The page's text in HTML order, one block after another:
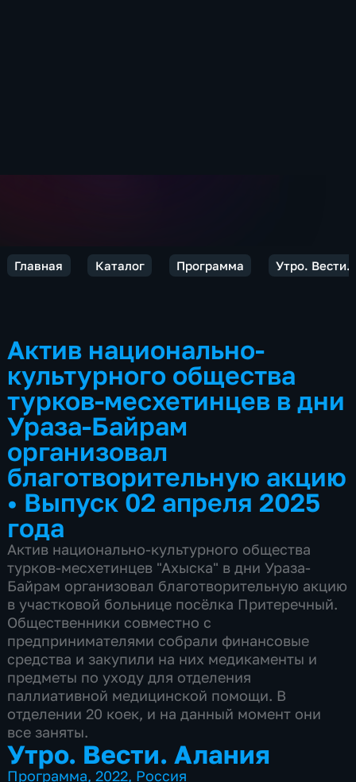
Главная Каталог Программа Утро. Вести.
Актив национально-
культурного общества
турков-месхетинцев в дни
Ураза-Байрам
организовал
благотворительную акцию
• Выпуск 02 апреля 2025
года
Актив национально-культурного общества
турков-месхетинцев "Ахыска" в дни Ураза-
Байрам организовал благотворительную акцию
в участковой больнице посёлка Притеречный.
Общественники совместно с
предпринимателями собрали финансовые
средства и закупили на них медикаменты и
предметы по уходу для отделения
паллиативной медицинской помощи. В
отделении 20 коек, и на данный момент они
все заняты.
Утро. Вести. Алания
Программа,2022, Россия